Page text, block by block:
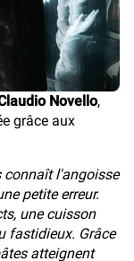
Novello,
grâce aux
connaît l'angoisse
petite erreur.
une cuisson
fastidieux. Grâce
atteignent